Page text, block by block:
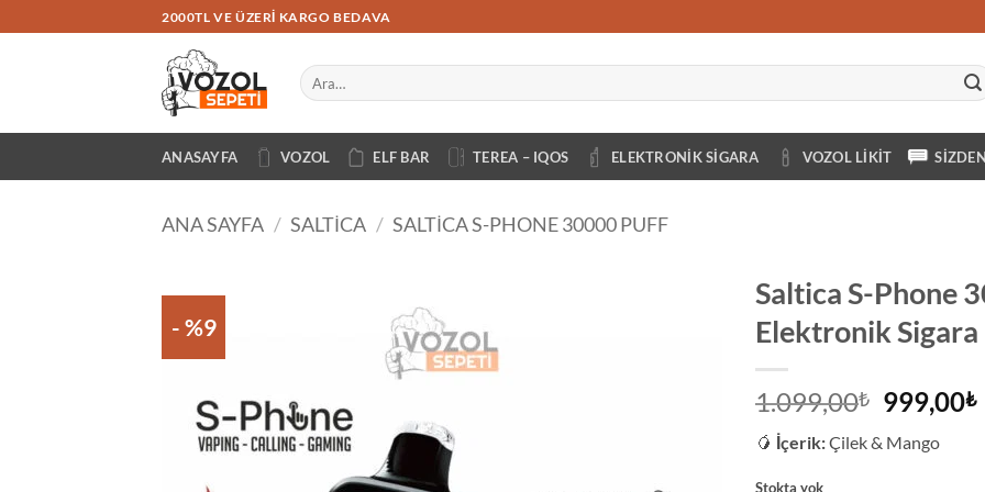
atla
2000TL VE ÜZERI KARGO BEDAVA
Ara:
ANASAYFA VOZOL ELF BAR TEREA – IQOS ELEKTRONIK SIGARA VOZOL LIKIT
ANA SAYFA / SALTICA / SALTICA S-PHONE 30000 PUFF
- %9
Saltica S-Phone
Elektronik Sigara
1.099,00₺ Orijinal
fiyat:
999,00₺
🥭 İçerik:Çilek & Mango
Stokta yok